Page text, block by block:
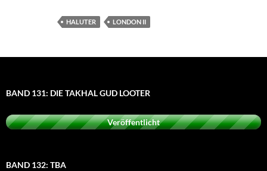
HALUTER LONDON II
BAND 131: DIE TAKHAL GUD LOOTER
Veröffentlicht
BAND 132: TBA